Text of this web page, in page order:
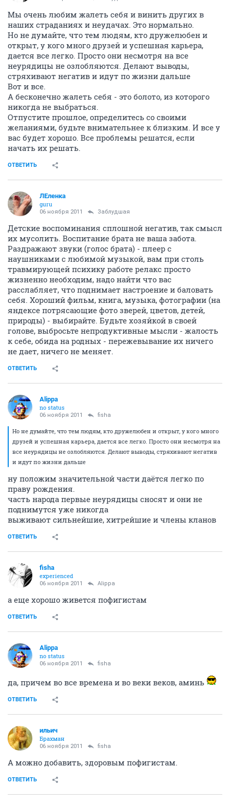
Мы очень любим жалеть себя и винить других в
наших страданиях и неудачах. Это нормально.
Но не думайте, что тем людям, кто дружелюбен и
открыт, у кого много друзей и успешная карьера,
дается все легко. Просто они несмотря на все
неурядицы не озлобляются. Делают выводы,
стряхивают негатив и идут по жизни дальше
Вот и все.
А бесконечно жалеть себя - это болото, из которого
никогда не выбраться.
Отпустите прошлое, определитесь со своими
желаниями, будьте внимательнее к близким. И все у
вас будет хорошо. Все проблемы решатся, если
начать их решать.
ОТВЕТИТЬ
ЛЕленка
guru
06 ноября 2011 Заблудшая
Детские воспоминания сплошной негатив, так смысл
их мусолить. Воспитание брата не ваша забота.
Раздражают звуки (голос брата) - плеер с
наушниками с любимой музыкой, вам при столь
травмирующей психику работе релакс просто
жизненно необходим, надо найти что вас
расслабляет, что поднимает настроение и баловать
себя. Хороший фильм, книга, музыка, фотографии (на
яндексе потрясающие фото зверей, цветов, детей,
природы) - выбирайте. Будьте хозяйкой в своей
голове, выбросьте непродуктивные мысли - жалость
к себе, обида на родных - пережевывание их ничего
не дает, ничего не меняет.
ОТВЕТИТЬ
Alippa
no status
06 ноября 2011 fisha
Но не думайте, что тем людям, кто дружелюбен и открыт, у кого много
друзей и успешная карьера, дается все легко. Просто они несмотря на
все неурядицы не озлобляются. Делают выводы, стряхивают негатив
и идут по жизни дальше
ну положим значительной части даётся легко по
праву рождения.
часть народа первые неурядицы сносят и они не
поднимутся уже никогда
выживают сильнейшие, хитрейшие и члены кланов
ОТВЕТИТЬ
fisha
experienced
06 ноября 2011 Alippa
а еще хорошо живется пофигистам
ОТВЕТИТЬ
Alippa
no status
06 ноября 2011 fisha
да, причем во все времена и во веки веков, аминь
ОТВЕТИТЬ
ильич
Брахман
06 ноября 2011 fisha
А можно добавить, здоровым пофигистам.
ОТВЕТИТЬ